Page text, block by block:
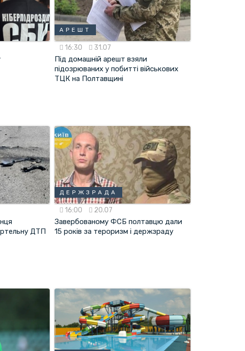
АРЕШТ
16:30 31.07
Під домашній арешт взяли
підозрюваних у побитті військових
ТЦК на Полтавщині
ДТП
ДЕРЖЗРАДА
16:00 20.07
Завербованому ФСБ полтавцю дали
15 років за тероризм і держзраду